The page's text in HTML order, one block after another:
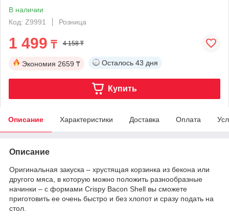
В наличии
Код: Z9991
Розница
1 499 ₸ 4 158 ₸
Экономия 2659 ₸ Осталось 43 дня
Купить
Описание Характеристики Доставка Оплата
Описание
Оригинальная закуска – хрустящая корзинка из бекона или
другого мяса, в которую можно положить разнообразные
начинки – с формами Crispy Bacon Shell вы сможете
приготовить ее очень быстро и без хлопот и сразу подать на
стол.